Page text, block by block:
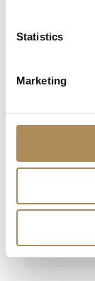
Statistics
Marketing
Yellow